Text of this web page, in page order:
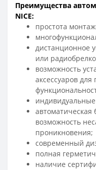
Преимущества
NICE:
простота
дистанционное
или
возможность
аксессуаров
возможность
проникновения;
современный
полная
наличие